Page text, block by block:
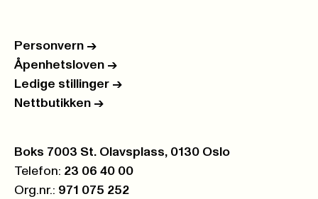
Personvern ->
Åpenhetsloven ->
Ledige stillinger ->
Nettbutikken ->
Postboks:
Boks 7003 St. Olavsplass, 0130 Oslo
Telefon: 23 06 40 00
Org.nr.: 971 075 252